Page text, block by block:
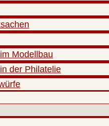
Modellbau
der Philatelie